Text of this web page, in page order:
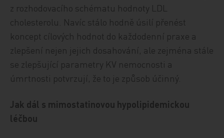
z rozhodovacího schématu hodnoty LDL
cholesterolu. Navíc stálo hodně úsilí přenést
koncept cílových hodnot do každodenní praxe a
zlepšení nejen jejich dosahování, ale zejména stále
se zlepšující parametry KV nemocnosti a
úmrtnosti potvrzují, že to je způsob účinný.
Jak dál s mimostatinovou hypolipidemickou
léčbou